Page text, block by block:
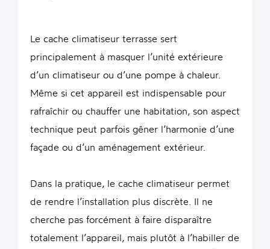
Le cache climatiseur terrasse sert
principalement à masquer l’unité extérieure
d’un climatiseur ou d’une pompe à chaleur.
Même si cet appareil est indispensable pour
rafraîchir ou chauffer une habitation, son aspect
technique peut parfois gêner l’harmonie d’une
façade ou d’un aménagement extérieur.
Dans la pratique, le cache climatiseur permet
de rendre l’installation plus discrète. Il ne
cherche pas forcément à faire disparaître
totalement l’appareil, mais plutôt à l’habiller de